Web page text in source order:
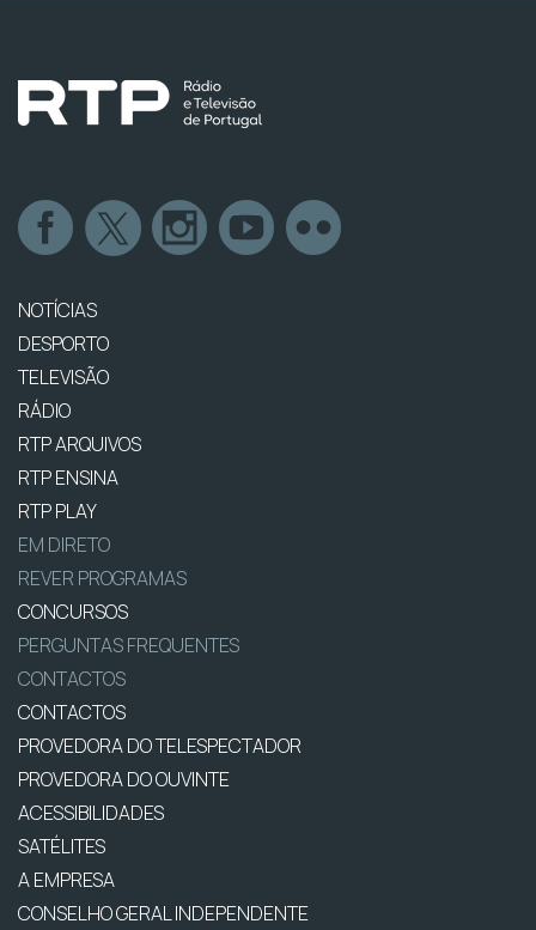
NOTÍCIAS
DESPORTO
TELEVISÃO
RÁDIO
RTP ARQUIVOS
RTP ENSINA
RTP PLAY
EM DIRETO
REVER PROGRAMAS
CONCURSOS
PERGUNTAS FREQUENTES
CONTACTOS
CONTACTOS
PROVEDORA DO TELESPECTADOR
PROVEDORA DO OUVINTE
ACESSIBILIDADES
SATÉLITES
A EMPRESA
CONSELHO GERAL INDEPENDENTE